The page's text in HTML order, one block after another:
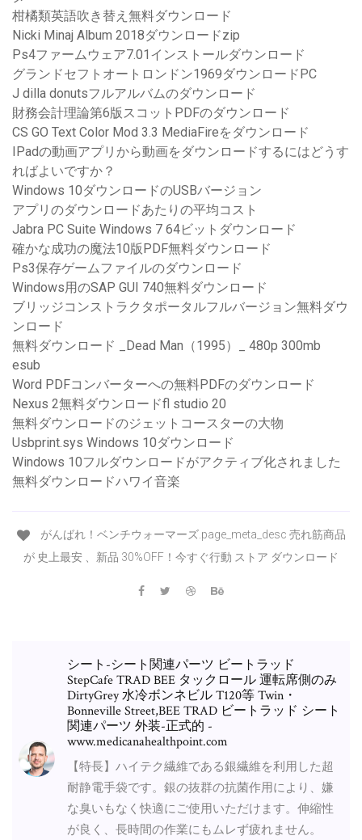
柑橘類英語吹き替え無料ダウンロード
Nicki Minaj Album 2018ダウンロードzip
Ps4ファームウェア7.01インストールダウンロード
グランドセフトオートロンドン1969ダウンロードPC
J dilla donutsフルアルバムのダウンロード
財務会計理論第6版スコットPDFのダウンロード
CS GO Text Color Mod 3.3 MediaFireをダウンロード
IPadの動画アプリから動画をダウンロードするにはどうす
ればよいですか？
Windows 10ダウンロードのUSBバージョン
アプリのダウンロードあたりの平均コスト
Jabra PC Suite Windows 7 64ビットダウンロード
確かな成功の魔法10版PDF無料ダウンロード
Ps3保存ゲームファイルのダウンロード
Windows用のSAP GUI 740無料ダウンロード
ブリッジコンストラクタポータルフルバージョン無料ダウ
ンロード
無料ダウンロード _Dead Man（1995）_ 480p 300mb
esub
Word PDFコンバーターへの無料PDFのダウンロード
Nexus 2無料ダウンロードfl studio 20
無料ダウンロードのジェットコースターの大物
Usbprint.sys Windows 10ダウンロード
Windows 10フルダウンロードがアクティブ化されました
無料ダウンロードハワイ音楽
がんばれ！ベンチウォーマーズ.page_meta_desc 売れ筋商品
が 史上最安 、新品 30%OFF！今すぐ行動 ストア ダウンロード
シート-シート関連パーツ ビートラッド
StepCafe TRAD BEE タックロール 運転席側のみ
DirtyGrey 水冷ボンネビル T120等 Twin・
Bonneville Street,BEE TRAD ビートラッド シート
関連パーツ 外装-正式的 -
www.medicanahealthpoint.com
【特長】ハイテク繊維である銀繊維を利用した超
耐静電手袋です。銀の抜群の抗菌作用により、嫌
な臭いもなく快適にご使用いただけます。伸縮性
が良く、長時間の作業にもムレず疲れません。